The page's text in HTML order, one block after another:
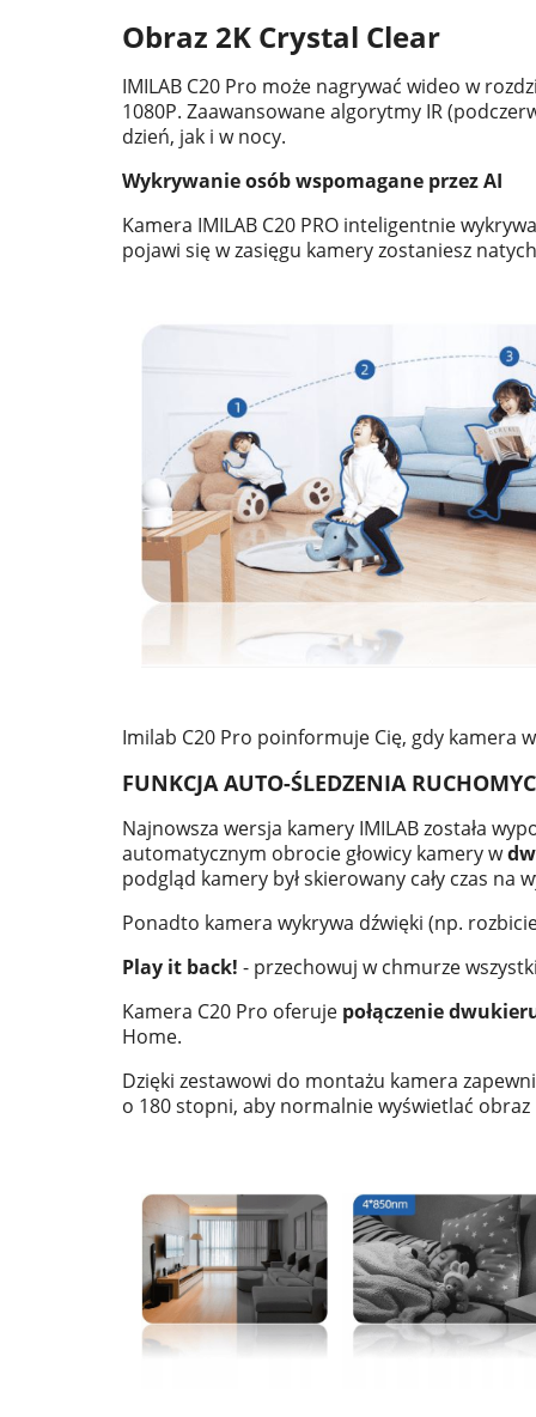
Obraz 2K Crystal Clear
IMILAB C20 Pro może nagrywać wideo w
1080P. Zaawansowane algorytmy IR
dzień, jak i w nocy.
Wykrywanie osób wspomagane przez AI
Kamera IMILAB C20 PRO inteligentnie
pojawi się w zasięgu kamery zostaniesz
Imilab C20 Pro poinformuje Cię, gdy kamera
FUNKCJA AUTO-ŚLEDZENIA
Najnowsza wersja kamery IMILAB została
automatycznym obrocie głowicy kamery w
podgląd kamery był skierowany cały czas na
Ponadto kamera wykrywa dźwięki (np.
Play it back! - przechowuj w chmurze
Kamera C20 Pro oferuje połączenie
Home.
Dzięki zestawowi do montażu kamera
o 180 stopni, aby normalnie wyświetlać